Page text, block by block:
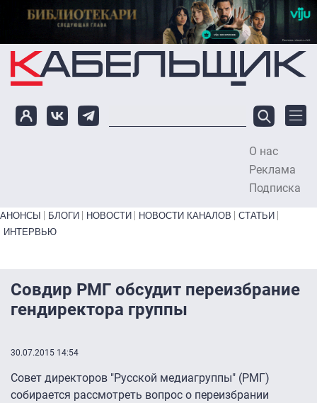
Перейти к основному содержанию
О нас
Реклама
Подписка
Primary links bottom
АНОНСЫ БЛОГИ НОВОСТИ НОВОСТИ КАНАЛОВ
СТАТЬИ
ИНТЕРВЬЮ
Совдир РМГ обсудит переизбрание
гендиректора группы
30.07.2015 14:54
Совет директоров "Русской медиагруппы" (РМГ)
собирается рассмотреть вопрос о переизбрании